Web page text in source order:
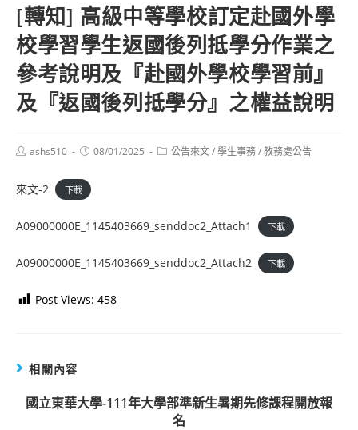
[轉知] 高級中等學校訂定赴國外學
校學習學生返國後列抵學分作業之
參考說明及『赴國外學校學習前』
及『返國後列抵學分』之權益說明
Postashs510
Post08/01/2025
Post公告來文/學生事務/教務處公告
來文-2 下載
A09000000E_1145403669_senddoc2_Attach1 下載
A09000000E_1145403669_senddoc2_Attach2 下載
Post Views: 458
相關內容
國立東華大學-111年大學部準新生暑期先修課程開放報
名